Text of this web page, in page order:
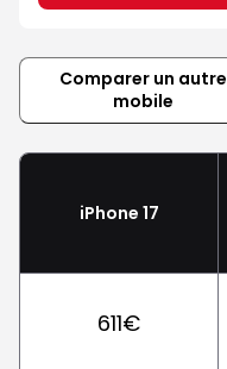
Comparer un autre
mobile
iPhone 17
611€